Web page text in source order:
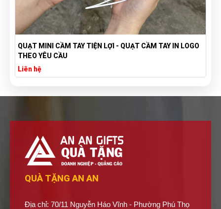
TÚI VẢI BỐ CANVAS IN LOGO THEO YÊU CẦU GIÁ RẺ -
XƯỞNG SẢN XUẤT TÚI VẢI CANVAS
Liên hệ
QUÀ TẶNG AN AN
Địa chỉ: 70/11 Nguyễn Háo Vĩnh - Phường Phú Thọ